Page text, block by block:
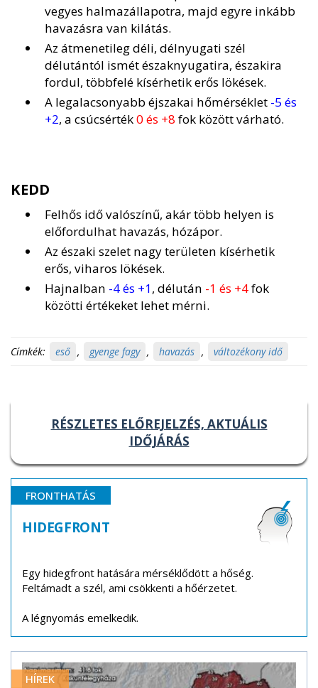
vegyes halmazállapotra, majd egyre inkább
havazásra van kilátás.
Az átmenetileg déli, délnyugati szél
délutántól ismét északnyugatira, északira
fordul, többfelé kísérhetik erős lökések.
A legalacsonyabb éjszakai hőmérséklet -5 és
+2, a csúcsérték0 és +8 fok között várható.
KEDD
Felhős idő valószínű, akár több helyen is
előfordulhat havazás, hózápor.
Az északi szelet nagy területen kísérhetik
erős, viharos lökések.
Hajnalban -4 és +1, délután -1 és +4fok
közötti értékeket lehet mérni.
Címkék: eső , gyenge fagy , havazás , változékony idő
RÉSZLETES ELŐREJELZÉS, AKTUÁLIS
IDŐJÁRÁS
FRONTHATÁS
HIDEGFRONT
Egy hidegfront hatására mérséklődött a hőség.
Feltámadt a szél, ami csökkenti a hőérzetet.
A légnyomás emelkedik.
HÍREK